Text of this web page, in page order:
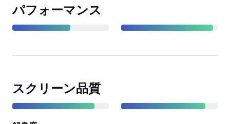
パフォーマンス
スクリーン品質